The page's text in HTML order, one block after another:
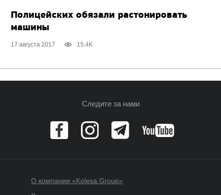
Полицейских обязали растонировать
машины
17 августа 2017 15.4K
Следите за нами
О компании «Kolesa Group»